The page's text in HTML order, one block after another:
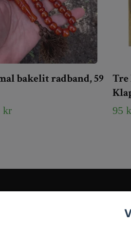
bakelit radband, 59
kr
Tre
95
Info@tigrisantiques.com